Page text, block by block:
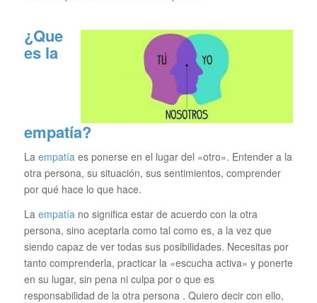
¿Que
es la
empatía?
La empatía es ponerse en el lugar del «otro». Entender a la
otra persona, su situación, sus sentimientos, comprender
por qué hace lo que hace.
La empatía no significa estar de acuerdo con la otra
persona, sino aceptarla como tal como es, a la vez que
siendo capaz de ver todas sus posibilidades. Necesitas por
tanto comprenderla, practicar la «escucha activa» y ponerte
en su lugar, sin pena ni culpa por o que es
responsabilidad de la otra persona . Quiero decir con ello,